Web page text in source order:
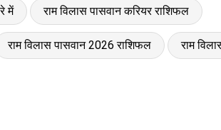
में राम विलास पासवान करियर राशिफल
राम विलास पासवान 2026 राशिफल राम